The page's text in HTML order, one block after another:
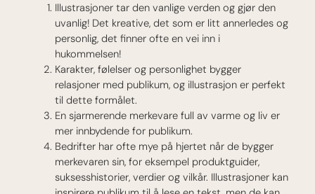
Illustrasjoner tar den vanlige verden og gjør den
uvanlig! Det kreative, det som er litt annerledes og
personlig, det finner ofte en vei inn i
hukommelsen!
Karakter, følelser og personlighet bygger
relasjoner med publikum, og illustrasjon er perfekt
til dette formålet.
En sjarmerende merkevare full av varme og liv er
mer innbydende for publikum.
Bedrifter har ofte mye på hjertet når de bygger
merkevaren sin, for eksempel produktguider,
suksesshistorier, verdier og vilkår. Illustrasjoner kan